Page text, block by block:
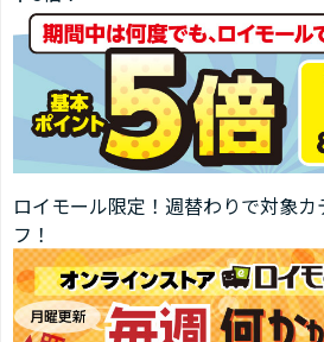
ロイモール限定！週替わりで対象
フ！